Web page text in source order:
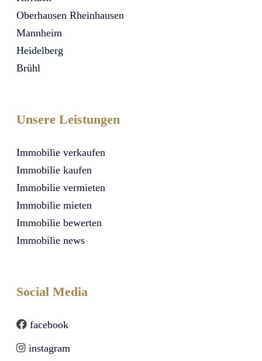
Oberhausen Rheinhausen
Mannheim
Heidelberg
Brühl
Unsere Leistungen
Immobilie verkaufen
Immobilie kaufen
Immobilie vermieten
Immobilie mieten
Immobilie bewerten
Immobilie news
Social Media
facebook
instagram